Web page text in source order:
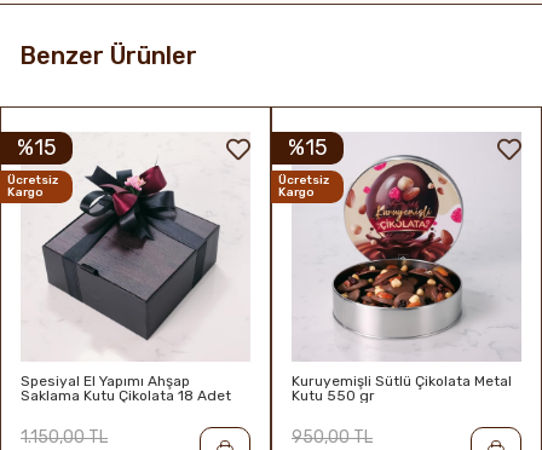
Benzer Ürünler
Spesiyal El Yapımı Ahşap
Saklama Kutu Çikolata 18 Adet
1.150,00 TL
%15
Ücretsiz
Kargo
Kuruyemişli Sütlü Çikolata Metal
Kutu 550 gr
950,00 TL
%15
Ücretsiz
Kargo